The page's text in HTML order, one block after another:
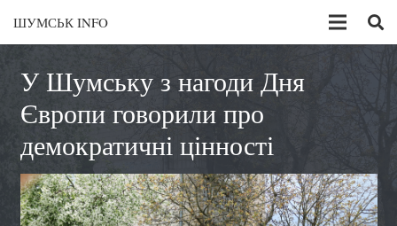
ШУМСЬК INFO
У Шумську з нагоди Дня
Європи говорили про
демократичні цінності